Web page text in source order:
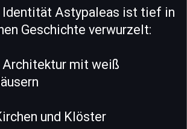
Identität Astypaleas ist tief in
Geschichte verwurzelt:
Architektur mit weiß
und Klöster